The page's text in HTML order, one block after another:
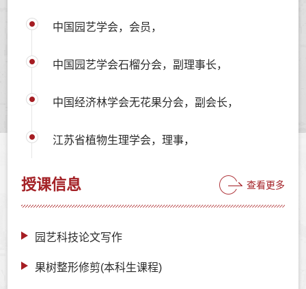
中国园艺学会，会员，
中国园艺学会石榴分会，副理事长，
中国经济林学会无花果分会，副会长，
江苏省植物生理学会，理事，
授课信息 查看更多
园艺科技论文写作
果树整形修剪(本科生课程)